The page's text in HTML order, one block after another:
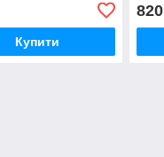
Купити
820